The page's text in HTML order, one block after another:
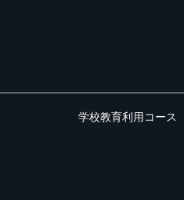
学校教育利用コース